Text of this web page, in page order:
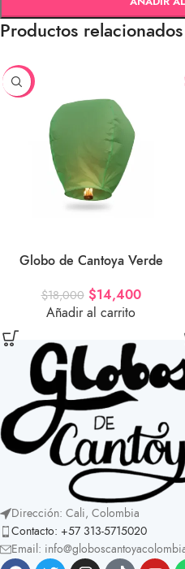
Productos relacionados
-20%
Globo de Cantoya Verde
$18,000 $14,400
Añadir al carrito
Dirección: Cali, Colombia
Contacto: +57 313-5715020
Email: